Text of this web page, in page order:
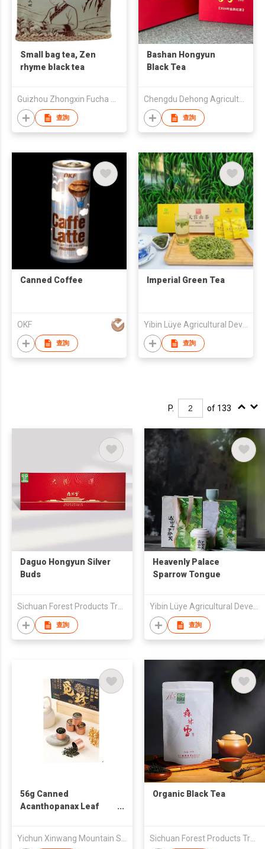
Small bag tea, Zen
rhyme black tea
查詢
Bashan Hongyun
Black Tea
Chengdu Dehong Agricultural Development Co.,Ltd.
查詢
Canned Coffee
OKF
查詢
Imperial Green Tea
Yibin Lüye Agricultural Development Co., Ltd.
查詢
P. of 133
Daguo Hongyun Silver
Buds
Sichuan Forest Products Trading Co., Ltd.
查詢
Heavenly Palace
Sparrow Tongue
Yibin Lüye Agricultural Development Co., Ltd.
查詢
56g Canned
Acanthopanax Leaf
Organic Black Tea
Sichuan Forest Products Trading Co., Ltd.